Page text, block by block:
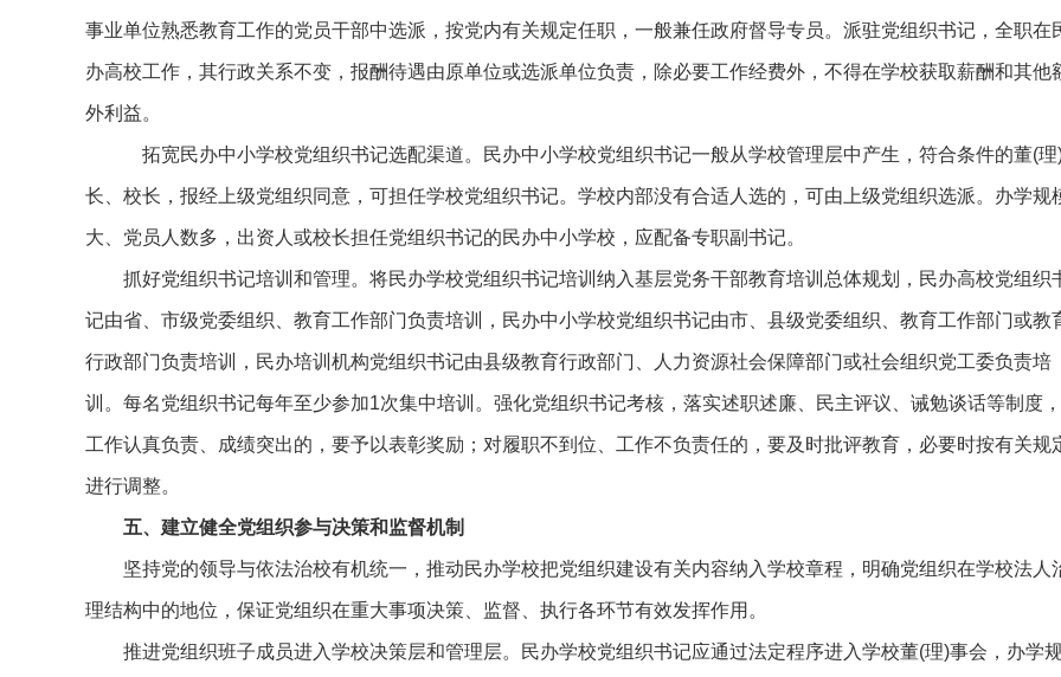
事业单位熟悉教育工作的党员干部中选派，按党内有关规定任职，一般兼任政府督导专员。派驻党组织书记，全职在
办高校工作，其行政关系不变，报酬待遇由原单位或选派单位负责，除必要工作经费外，不得在学校获取薪酬和其他
外利益。
拓宽民办中小学校党组织书记选配渠道。民办中小学校党组织书记一般从学校管理层中产生，符合条件的董(理
长、校长，报经上级党组织同意，可担任学校党组织书记。学校内部没有合适人选的，可由上级党组织选派。办学规
大、党员人数多，出资人或校长担任党组织书记的民办中小学校，应配备专职副书记。
抓好党组织书记培训和管理。将民办学校党组织书记培训纳入基层党务干部教育培训总体规划，民办高校党组织
记由省、市级党委组织、教育工作部门负责培训，民办中小学校党组织书记由市、县级党委组织、教育工作部门或教
行政部门负责培训，民办培训机构党组织书记由县级教育行政部门、人力资源社会保障部门或社会组织党工委负责培
训。每名党组织书记每年至少参加1次集中培训。强化党组织书记考核，落实述职述廉、民主评议、诫勉谈话等制度
工作认真负责、成绩突出的，要予以表彰奖励；对履职不到位、工作不负责任的，要及时批评教育，必要时按有关规
进行调整。
五、建立健全党组织参与决策和监督机制
坚持党的领导与依法治校有机统一，推动民办学校把党组织建设有关内容纳入学校章程，明确党组织在学校法人
理结构中的地位，保证党组织在重大事项决策、监督、执行各环节有效发挥作用。
推进党组织班子成员进入学校决策层和管理层。民办学校党组织书记应通过法定程序进入学校董(理)事会，办学